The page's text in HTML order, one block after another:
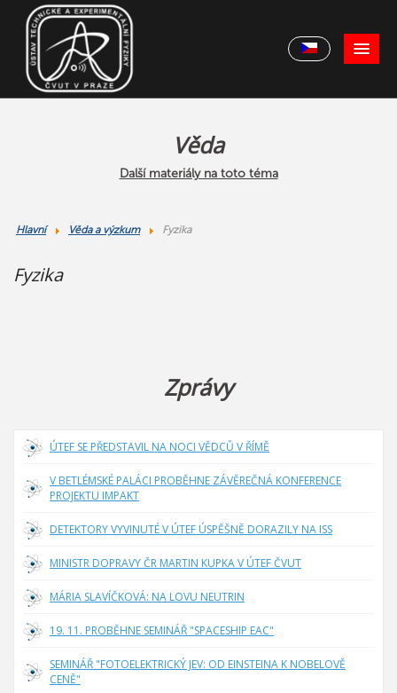
Věda
Další materiály na toto téma
Hlavní Věda a výzkum Fyzika
Fyzika
Zprávy
ÚTEF SE PŘEDSTAVIL NA NOCI VĚDCŮ V ŘÍMĚ
V BETLÉMSKÉ PALÁCI PROBĚHNE ZÁVĚREČNÁ KONFERENCE
PROJEKTU IMPAKT
DETEKTORY VYVINUTÉ V ÚTEF ÚSPĚŠNĚ DORAZILY NA ISS
MINISTR DOPRAVY ČR MARTIN KUPKA V ÚTEF ČVUT
MÁRIA SLAVÍČKOVÁ: NA LOVU NEUTRIN
19. 11. PROBĚHNE SEMINÁŘ "SPACESHIP EAC"
SEMINÁŘ "FOTOELEKTRICKÝ JEV: OD EINSTEINA K NOBELOVĚ
CENĚ"